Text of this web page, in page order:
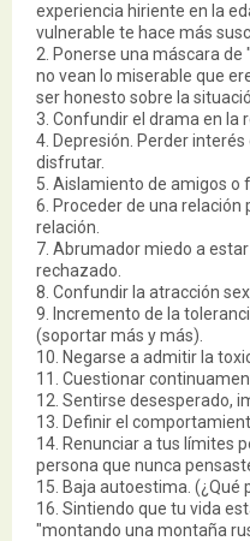
experiencia hiriente en la
vulnerable te hace más
2. Ponerse una máscara
no vean lo miserable que
ser honesto sobre la
3. Confundir el drama en la
4. Depresión. Perder
disfrutar.
5. Aislamiento de amigos o
6. Proceder de una
relación.
7. Abrumador miedo a
rechazado.
8. Confundir la atracción
9. Incremento de la
(soportar más y más).
10. Negarse a admitir la
11. Cuestionar
12. Sentirse desesperado,
13. Definir el
14. Renunciar a tus límites
persona que nunca
15. Baja autoestima. (¿Qué
16. Sintiendo que tu vida
"montando una montaña